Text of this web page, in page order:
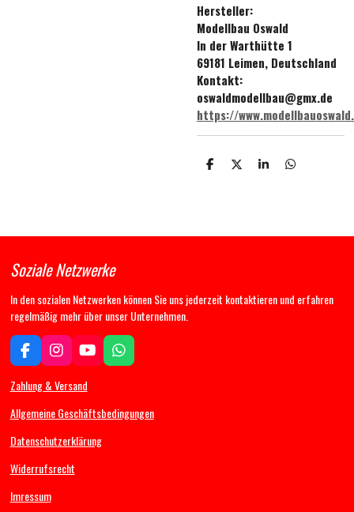
Hersteller:
Modellbau Oswald
In der Warthütte 1
69181 Leimen, Deutschland
Kontakt:
oswaldmodellbau@gmx.de
https://
T T T T
Soziale Netzwerke
In den sozialen Netzwerken können Sie uns jederzeit kontaktieren und erfahren
regelmäßig mehr über unser Unternehmen.
F
a
c
b
o
I
n
s
a
r
m
Y
o
u
u
e
W
h
s
Zahlung & Versand
Allgemeine Geschäftsbedingungen
Datenschutzerklärung
Widerrufsrecht
Imressum